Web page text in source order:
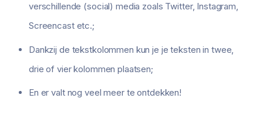
verschillende (social) media zoals Twitter, Instagram,
Screencast etc.;
Dankzij de tekstkolommen kun je je teksten in twee,
drie of vier kolommen plaatsen;
En er valt nog veel meer te ontdekken!